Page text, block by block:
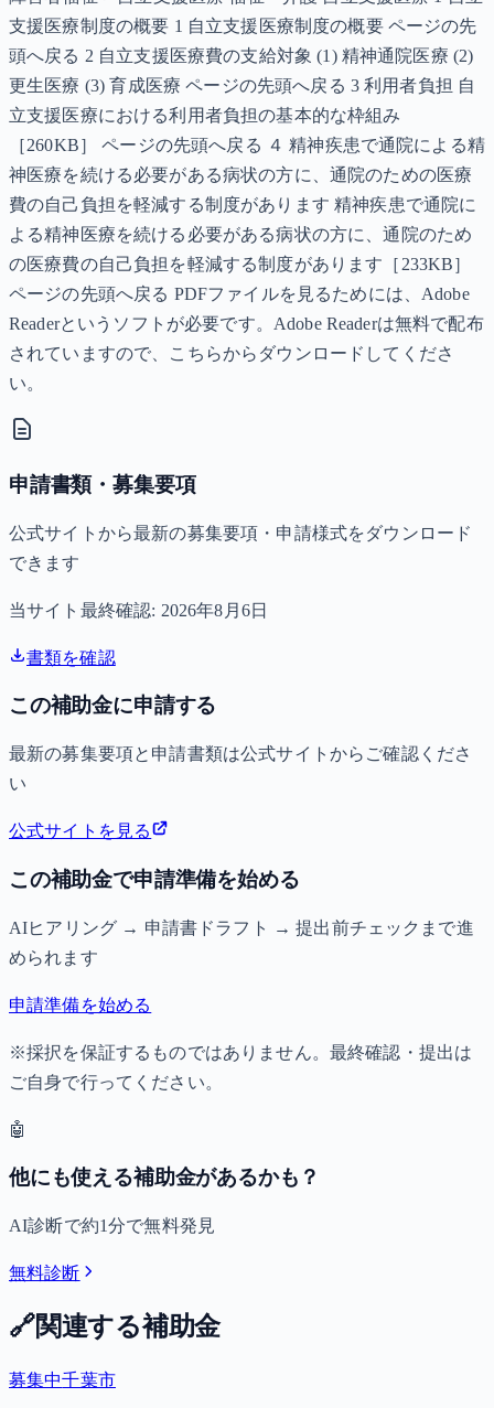
支援医療制度の概要 1 自立支援医療制度の概要 ページの先
頭へ戻る 2 自立支援医療費の支給対象 (1) 精神通院医療 (2)
更生医療 (3) 育成医療 ページの先頭へ戻る 3 利用者負担 自
立支援医療における利用者負担の基本的な枠組み
［260KB］ ページの先頭へ戻る ４ 精神疾患で通院による精
神医療を続ける必要がある病状の方に、通院のための医療
費の自己負担を軽減する制度があります 精神疾患で通院に
よる精神医療を続ける必要がある病状の方に、通院のため
の医療費の自己負担を軽減する制度があります［233KB］
ページの先頭へ戻る PDFファイルを見るためには、Adobe
Readerというソフトが必要です。Adobe Readerは無料で配布
されていますので、こちらからダウンロードしてくださ
い。
申請書類・募集要項
公式サイトから最新の募集要項・申請様式をダウンロード
できます
当サイト最終確認: 2026年8月6日
書類を確認
この補助金に申請する
最新の募集要項と申請書類は公式サイトからご確認くださ
い
公式サイトを見る
この補助金で申請準備を始める
AIヒアリング → 申請書ドラフト → 提出前チェックまで進
められます
申請準備を始める
※採択を保証するものではありません。最終確認・提出は
ご自身で行ってください。
🤖
他にも使える補助金があるかも？
AI診断で約1分で無料発見
無料診断
🔗関連する補助金
募集中千葉市